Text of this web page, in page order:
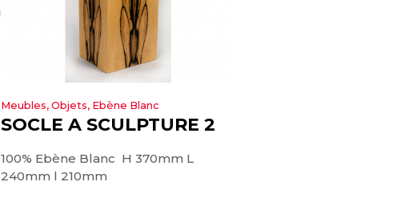
Meubles, Objets, Ebène Blanc
SOCLE A SCULPTURE 2
100% Ebène Blanc H 370mm L
240mm l 210mm